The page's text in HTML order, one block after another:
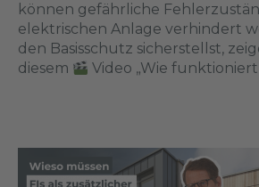
können gefährliche
elektrischen Anlage verhindert
den Basisschutz sicherstellst,
diesem
Video „Wie